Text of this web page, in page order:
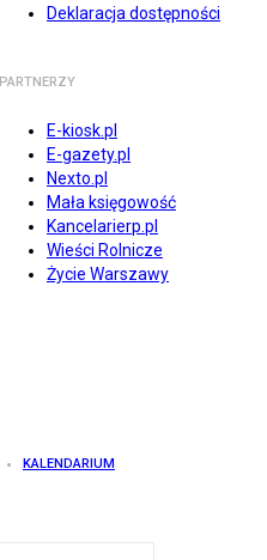
Deklaracja dostępności
PARTNERZY
E-kiosk.pl
E-gazety.pl
Nexto.pl
Mała księgowość
Kancelarierp.pl
Wieści Rolnicze
Życie Warszawy
KALENDARIUM